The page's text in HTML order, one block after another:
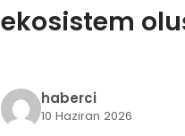
ekosistem
haberci
10 Haziran 2026